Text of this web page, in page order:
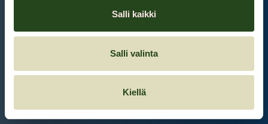
Salli kaikki
Salli valinta
Kiellä